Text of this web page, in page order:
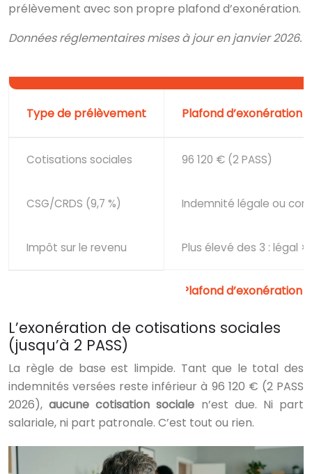
prélèvement avec son propre plafond d’exonération.
Données réglementaires mises à jour en janvier 2026.
Type de prélèvement Plafond d’exonération
Cotisations sociales 96 120 € (2 PASS)
CSG/CRDS (9,7 %) Indemnité légale ou
Impôt sur le revenu Plus élevé des 3 : légal
L’exonération de cotisations sociales
(jusqu’à 2 PASS)
La règle de base est limpide. Tant que le total des
indemnités versées reste inférieur à 96 120 € (2 PASS
2026),aucune cotisation sociale n’est due. Ni part
salariale, ni part patronale. C’est tout ou rien.